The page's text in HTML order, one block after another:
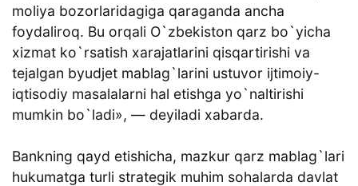
moliya bozorlaridagiga qaraganda ancha
foydaliroq. Bu orqali O`zbekiston qarz bo`yicha
xizmat ko`rsatish xarajatlarini qisqartirishi va
tejalgan byudjet mablag`larini ustuvor ijtimoiy-
iqtisodiy masalalarni hal etishga yo`naltirishi
mumkin bo`ladi», — deyiladi xabarda.
Bankning qayd etishicha, mazkur qarz mablag`lari
hukumatga turli strategik muhim sohalarda davlat